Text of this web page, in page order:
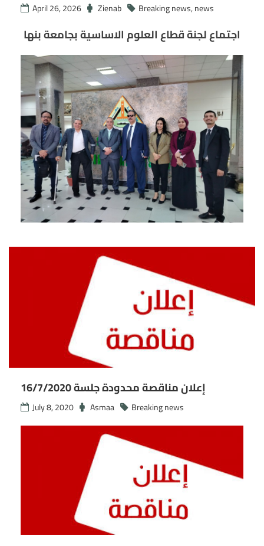
April 26, 2026 Zienab Breaking news,news
اجتماع لجنة قطاع العلوم الاساسية بجامعة بنها
July 8, 2020 Asmaa Breaking news